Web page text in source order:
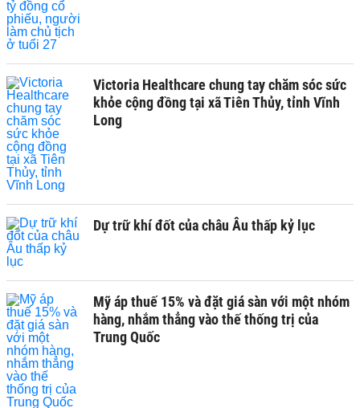
Victoria Healthcare chung tay chăm sóc sức
khỏe cộng đồng tại xã Tiên Thủy, tỉnh Vĩnh
Long
Dự trữ khí đốt của châu Âu thấp kỷ lục
Mỹ áp thuế 15% và đặt giá sàn với một nhóm
hàng, nhắm thẳng vào thế thống trị của
Trung Quốc